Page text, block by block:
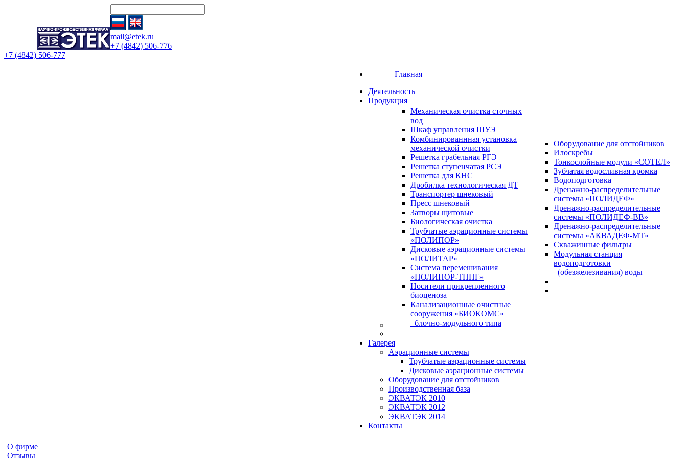
mail@etek.ru
+7 (4842) 506-776
+7 (4842) 506-777
Главная
Деятельность
Продукция
Механическая очистка сточных
вод
Шкаф управления ШУЭ
Комбинированнная установка
механической очистки
Решетка грабельная РГЭ
Решетка ступенчатая РСЭ
Решетка для КНС
Дробилка технологическая ДТ
Транспортер шнековый
Пресс шнековый
Затворы щитовые
Биологическая очистка
Трубчатые аэрационные системы
«ПОЛИПОР»
Дисковые аэрационные системы
«ПОЛИТАР»
Система перемешивания
«ПОЛИПОР-ТПНГ»
Носители прикрепленного
биоценоза
Канализационные очистные
сооружения «БИОКОМС»
блочно-модульного типа
Оборудование для отстойников
Илоскребы
Тонкослойные модули «СОТЕЛ»
Зубчатая водосливная кромка
Водоподготовка
Дренажно-распределительные
системы «ПОЛИДЕФ»
Дренажно-распределительные
системы «ПОЛИДЕФ-ВВ»
Дренажно-распределительные
системы «АКВАДЕФ-МТ»
Скважинные фильтры
Модульная станция
водоподготовки
(обезжелезивания) воды
Галерея
Аэрационные системы
Трубчатые аэрационные системы
Дисковые аэрационные системы
Оборудование для отстойников
Производственная база
ЭКВАТЭК 2010
ЭКВАТЭК 2012
ЭКВАТЭК 2014
Контакты
О фирме
Отзывы